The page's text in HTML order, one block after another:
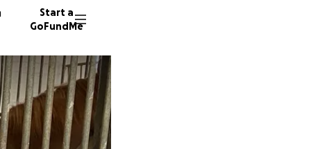
Start a
GoFundMe